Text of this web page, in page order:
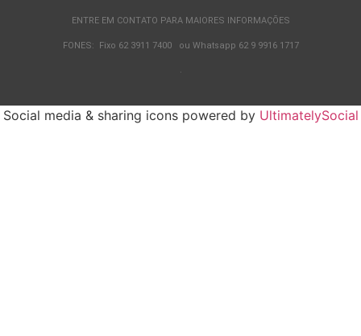
ENTRE EM CONTATO PARA MAIORES INFORMAÇÕES
FONES: Fixo 62 3911 7400 ou Whatsapp 62 9 9916 1717
.
Social media & sharing icons powered by UltimatelySocial